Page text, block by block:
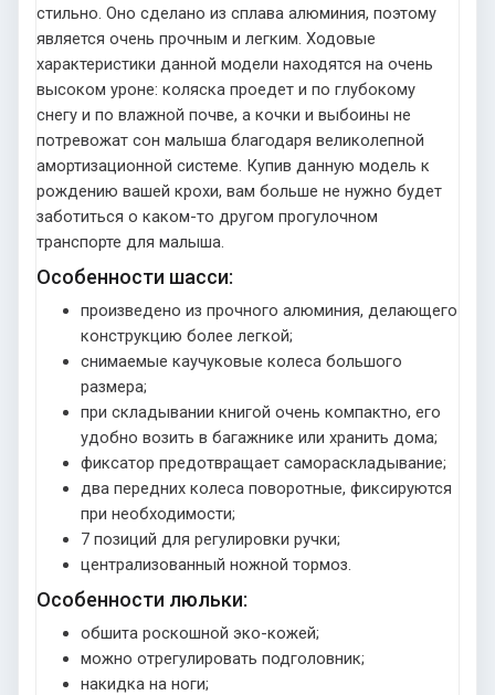
стильно. Оно сделано из сплава алюминия, поэтому
является очень прочным и легким. Ходовые
характеристики данной модели находятся на очень
высоком уроне: коляска проедет и по глубокому
снегу и по влажной почве, а кочки и выбоины не
потревожат сон малыша благодаря великолепной
амортизационной системе. Купив данную модель к
рождению вашей крохи, вам больше не нужно будет
заботиться о каком-то другом прогулочном
транспорте для малыша.
Особенности шасси:
произведено из прочного алюминия, делающего
конструкцию более легкой;
снимаемые каучуковые колеса большого
размера;
при складывании книгой очень компактно, его
удобно возить в багажнике или хранить дома;
фиксатор предотвращает самораскладывание;
два передних колеса поворотные, фиксируются
при необходимости;
7 позиций для регулировки ручки;
централизованный ножной тормоз.
Особенности люльки:
обшита роскошной эко-кожей;
можно отрегулировать подголовник;
накидка на ноги;